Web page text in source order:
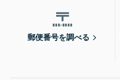
郵便番号を調べる